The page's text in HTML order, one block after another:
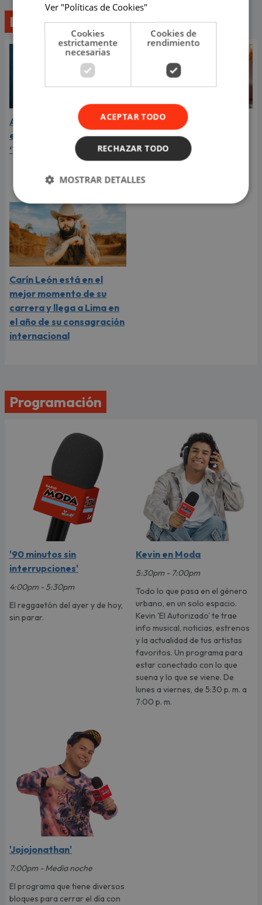
Lo último
Aria Vega conquista con
el lanzamiento de
‘Tototo (+4)’
¿Greeicy está
embarazada de su
segundo hijo? Mike Bahía
compartió revelador
video
Carín León está en el
mejor momento de su
carrera y llega a Lima en
el año de su consagración
internacional
Programación
'90 minutos sin
interrupciones'
4:00pm - 5:30pm
El reggaetón del ayer y de hoy,
sin parar.
Kevin en Moda
5:30pm - 7:00pm
Todo lo que pasa en el género
urbano, en un solo espacio.
Kevin 'El Autorizado' te trae
info musical, noticias, estrenos
y la actualidad de tus artistas
favoritos. Un programa para
estar conectado con lo que
suena y lo que se viene. De
lunes a viernes, de 5:30 p. m. a
7:00 p. m.
'Jojojonathan'
7:00pm - Media noche
El programa que tiene diversos
bloques para cerrar el día con
Ver "Políticas de Cookies"
Cookies
estrictamente
necesarias
Cookies de
rendimiento
ACEPTAR TODO
RECHAZAR TODO
MOSTRAR DETALLES